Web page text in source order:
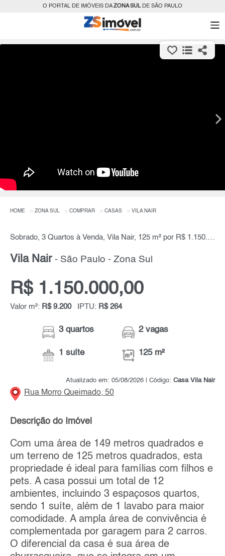
O PORTAL DE IMÓVEIS DAZONA SULDE SÃO PAULO
HOME ZONA SUL COMPRAR CASAS VILA NAIR
Sobrado, 3 Quartos à Venda, Vila Nair, 125 m² por R$ 1.150.000,00
Vila Nair - São Paulo - Zona Sul
R$ 1.150.000,00
Valor m²: R$ 9.200 IPTU: R$ 264
3 quartos
1 suíte
2 vagas
125 m²
Atualizado em: 05/08/2026 | Código: Casa Vila Nair
Rua Morro Queimado, 50
Descrição do Imóvel
Com uma área de 149 metros quadrados e
um terreno de 125 metros quadrados, esta
propriedade é ideal para famílias com filhos e
pets. A casa possui um total de 12
ambientes, incluindo 3 espaçosos quartos,
sendo 1 suíte, além de 1 lavabo para maior
comodidade. A ampla área de convivência é
complementada por garagem para 2 carros.
O diferencial da casa é sua área de